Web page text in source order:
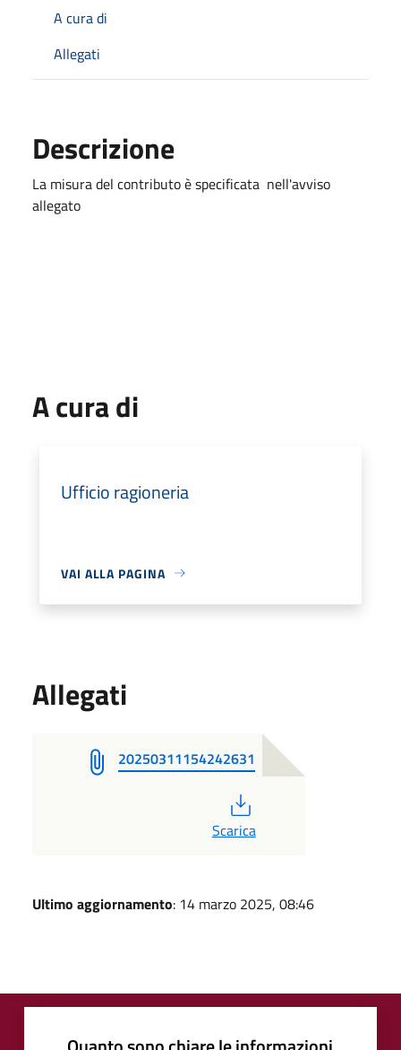
A cura di
Allegati
Descrizione
La misura del contributo è specificata nell'avviso
allegato
A cura di
Ufficio ragioneria
VAI ALLA PAGINA
Allegati
20250311154242631
Scarica
Ultimo aggiornamento: 14 marzo 2025, 08:46